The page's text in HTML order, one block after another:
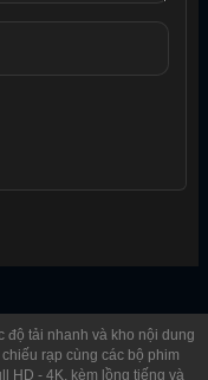
độ tải nhanh và kho nội dung
rạp cùng các bộ phim
HD - 4K, kèm lồng tiếng và